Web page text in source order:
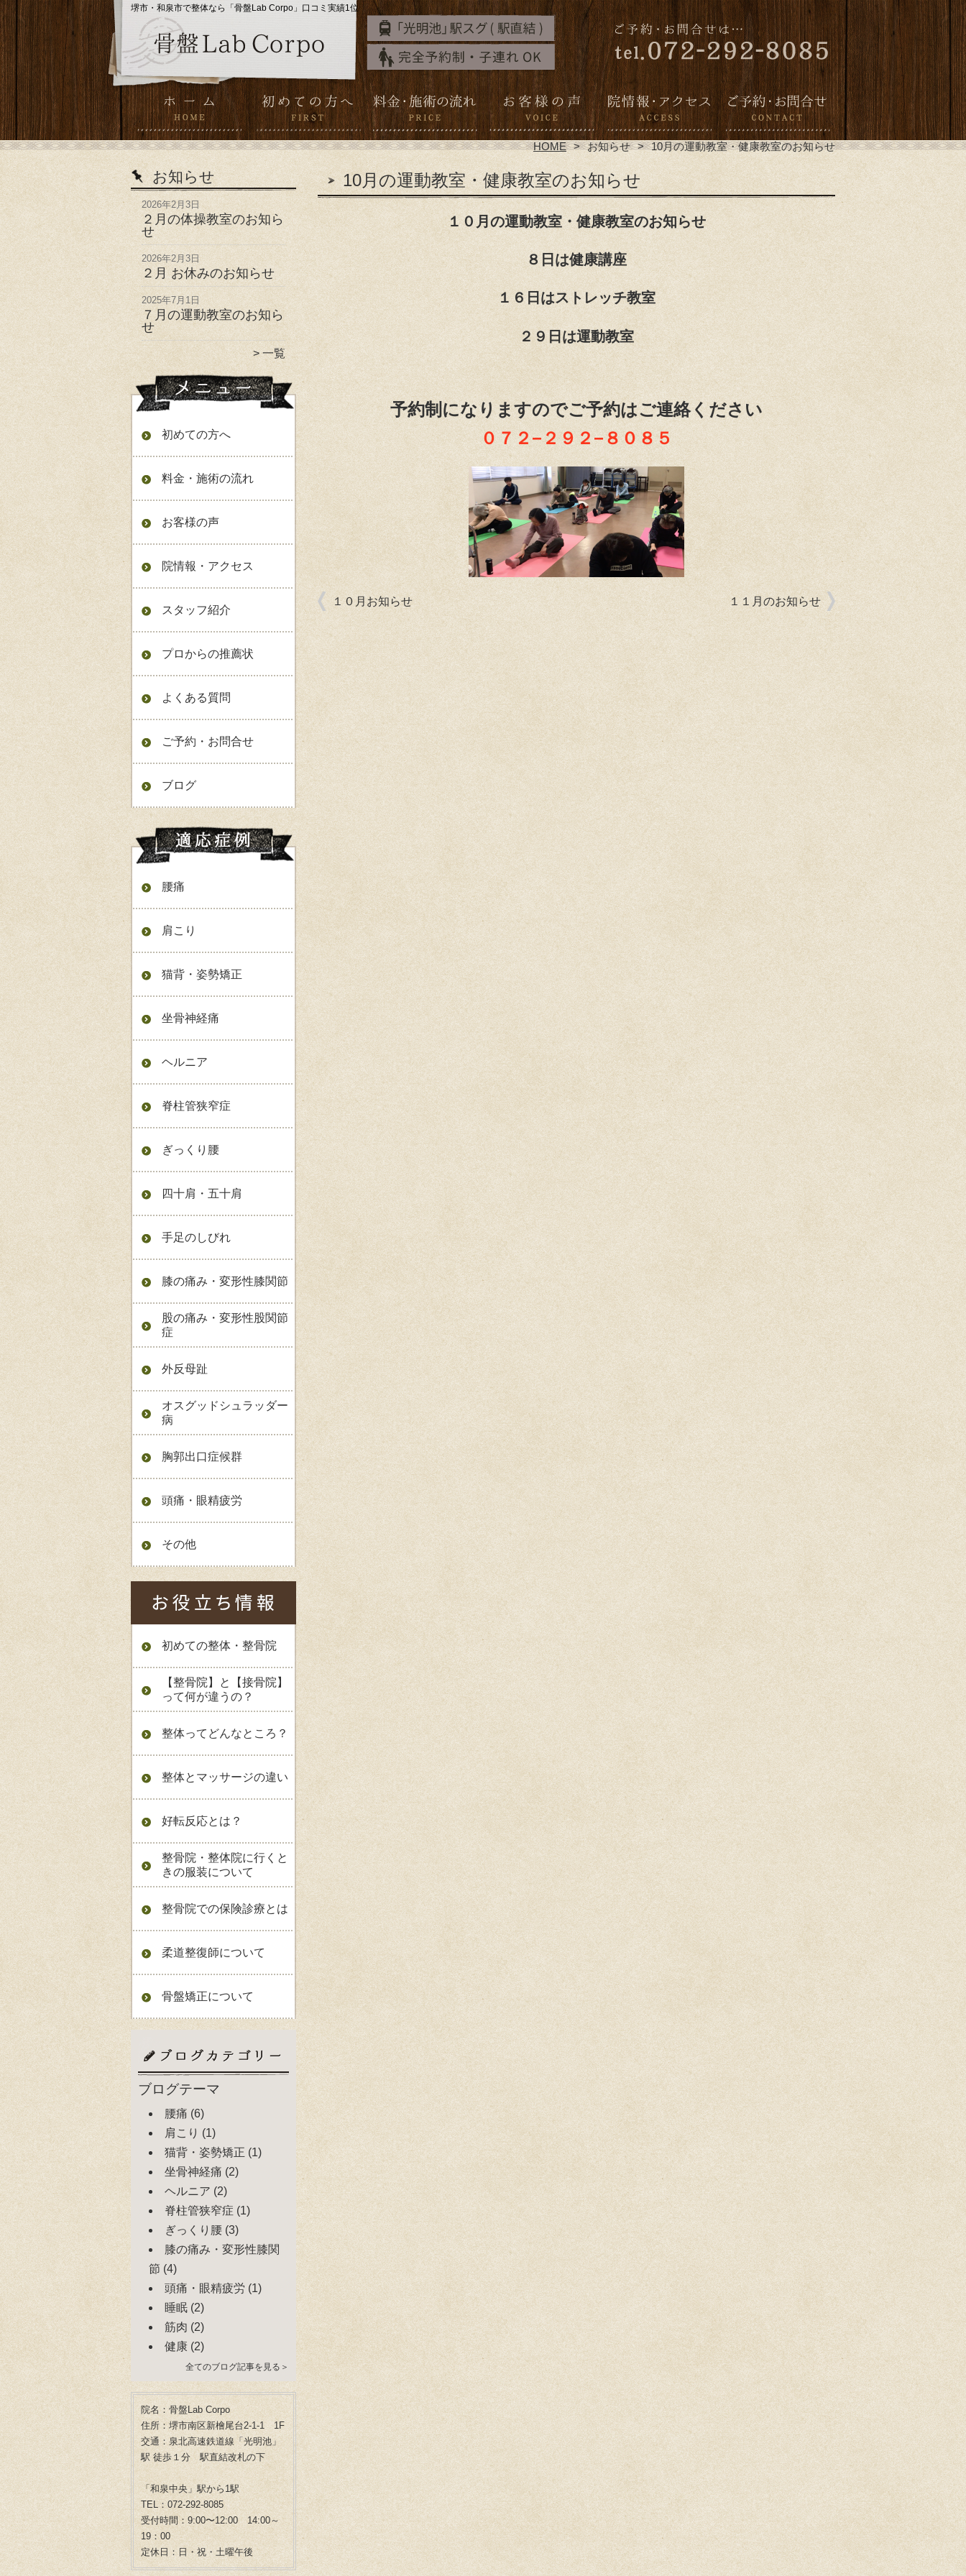
堺市・和泉市で整体なら「骨盤Lab Corpo」口コミ実績1位
HOME お知らせ 10月の運動教室・健康教室のお知らせ
お知らせ
2026年2月3日
２月の体操教室のお知ら
せ
2026年2月3日
２月 お休みのお知らせ
2025年7月1日
７月の運動教室のお知ら
せ
一覧
初めての方へ
料金・施術の流れ
お客様の声
院情報・アクセス
スタッフ紹介
プロからの推薦状
よくある質問
ご予約・お問合せ
ブログ
腰痛
肩こり
猫背・姿勢矯正
坐骨神経痛
ヘルニア
脊柱管狭窄症
ぎっくり腰
四十肩・五十肩
手足のしびれ
膝の痛み・変形性膝関節
股の痛み・変形性股関節
症
外反母趾
オスグッドシュラッダー
病
胸郭出口症候群
頭痛・眼精疲労
その他
初めての整体・整骨院
【整骨院】と【接骨院】
って何が違うの？
整体ってどんなところ？
整体とマッサージの違い
好転反応とは？
整骨院・整体院に行くと
きの服装について
整骨院での保険診療とは
柔道整復師について
骨盤矯正について
ブログテーマ
腰痛 (6)
肩こり (1)
猫背・姿勢矯正 (1)
坐骨神経痛 (2)
ヘルニア (2)
脊柱管狭窄症 (1)
ぎっくり腰 (3)
膝の痛み・変形性膝関
節 (4)
頭痛・眼精疲労 (1)
睡眠 (2)
筋肉 (2)
健康 (2)
全てのブログ記事を見る＞
院名：骨盤Lab Corpo
住所：堺市南区新檜尾台2-1-1 1F
交通：泉北高速鉄道線「光明池」
駅 徒歩１分 駅直結改札の下
「和泉中央」駅から1駅
TEL：072-292-8085
受付時間：9:00〜12:00 14:00～
19：00
定休日：日・祝・土曜午後
10月の運動教室・健康教室のお知らせ
１０月の運動教室・健康教室のお知らせ
８日は健康講座
１６日はストレッチ教室
２９日は運動教室
予約制になりますのでご予約はご連絡ください
０７２−２９２−８０８５
１０月お知らせ １１月のお知らせ